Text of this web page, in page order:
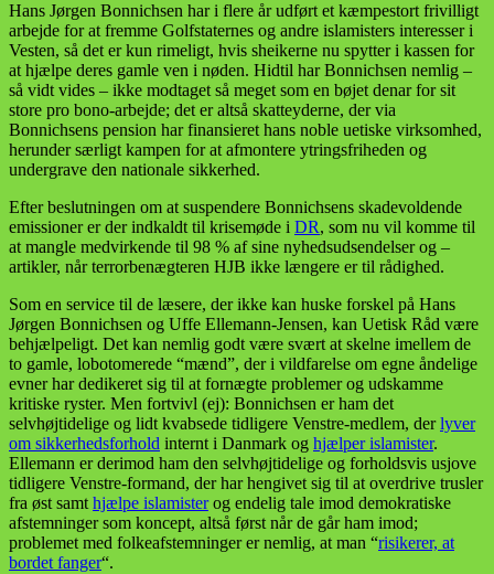
Hans Jørgen Bonnichsen har i flere år udført et kæmpestort frivilligt
arbejde for at fremme Golfstaternes og andre islamisters interesser i
Vesten, så det er kun rimeligt, hvis sheikerne nu spytter i kassen for
at hjælpe deres gamle ven i nøden. Hidtil har Bonnichsen nemlig –
så vidt vides – ikke modtaget så meget som en bøjet denar for sit
store pro bono-arbejde; det er altså skatteyderne, der via
Bonnichsens pension har finansieret hans noble uetiske virksomhed,
herunder særligt kampen for at afmontere ytringsfriheden og
undergrave den nationale sikkerhed.
Efter beslutningen om at suspendere Bonnichsens skadevoldende
emissioner er der indkaldt til krisemøde i DR, som nu vil komme til
at mangle medvirkende til 98 % af sine nyhedsudsendelser og –
artikler, når terrorbenægteren HJB ikke længere er til rådighed.
Som en service til de læsere, der ikke kan huske forskel på Hans
Jørgen Bonnichsen og Uffe Ellemann-Jensen, kan Uetisk Råd være
behjælpeligt. Det kan nemlig godt være svært at skelne imellem de
to gamle, lobotomerede “mænd”, der i vildfarelse om egne åndelige
evner har dedikeret sig til at fornægte problemer og udskamme
kritiske ryster. Men fortvivl (ej): Bonnichsen er ham det
selvhøjtidelige og lidt kvabsede tidligere Venstre-medlem, derlyver
om sikkerhedsforhold internt i Danmark og hjælper islamister.
Ellemann er derimod ham den selvhøjtidelige og forholdsvis usjove
tidligere Venstre-formand, der har hengivet sig til at overdrive trusler
fra øst samthjælpe islamisterog endelig tale imod demokratiske
afstemninger som koncept, altså først når de går ham imod;
problemet med folkeafstemninger er nemlig, at man “risikerer, at
bordet fanger“.